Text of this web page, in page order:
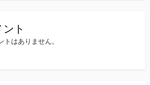
ト
はありません。